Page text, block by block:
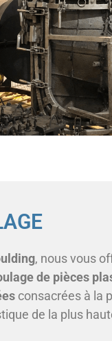
, nous vous
de pièces
consacrées à la
de la plus